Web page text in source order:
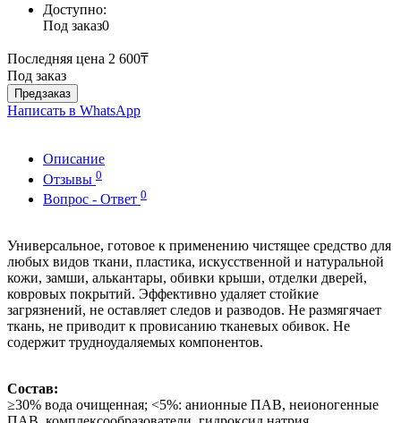
Доступно:
Под заказ0
Последняя цена 2 600₸
Под заказ
Предзаказ
Написать в WhatsApp
Описание
Отзывы 0
Вопрос - Ответ 0
Универсальное, готовое к применению чистящее средство для
любых видов ткани, пластика, искусственной и натуральной
кожи, замши, алькантары, обивки крыши, отделки дверей,
ковровых покрытий. Эффективно удаляет стойкие
загрязнений, не оставляет следов и разводов. Не размягячает
ткань, не приводит к провисанию тканевых обивок. Не
содержит трудноудаляемых компонентов.
Состав:
≥30% вода очищенная; <5%: анионные ПАВ, неионогенные